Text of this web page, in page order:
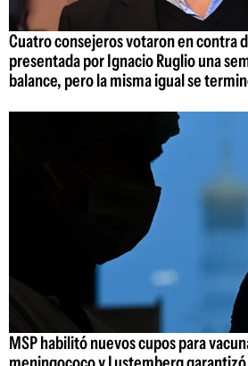
Cuatro consejeros votaron en contra
presentada por Ignacio Ruglio una
balance, pero la misma igual se
MSP habilitó nuevos cupos para